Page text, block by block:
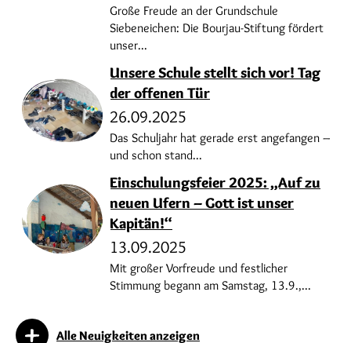
Große Freude an der Grundschule
Siebeneichen: Die Bourjau-Stiftung fördert
unser...
Unsere Schule stellt sich vor! Tag
der offenen Tür
26.09.2025
Das Schuljahr hat gerade erst angefangen –
und schon stand...
Einschulungsfeier 2025: „Auf zu
neuen Ufern – Gott ist unser
Kapitän!“
13.09.2025
Mit großer Vorfreude und festlicher
Stimmung begann am Samstag, 13.9.,...
Alle Neuigkeiten anzeigen